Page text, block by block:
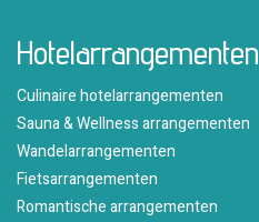
Hotelarrangementen
Culinaire hotelarrangementen
Sauna & Wellness arrangementen
Wandelarrangementen
Fietsarrangementen
Romantische arrangementen